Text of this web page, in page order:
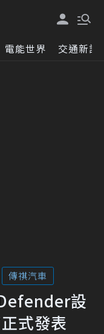
電能世界 交通新訊
傳祺汽車
設
式發表